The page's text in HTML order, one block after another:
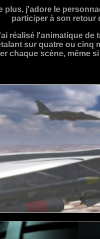
plus, j'adore le
participer à son retour
réalisé l'animatique de
sur quatre ou cinq
chaque scène, même